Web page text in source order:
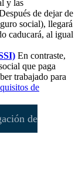
y las
de dejar de
social), llegará
caducará, al igual
En contraste,
que paga
trabajado para
de
de